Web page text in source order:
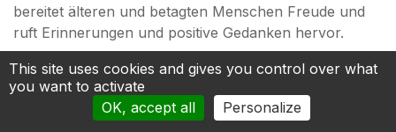
bereitet älteren und betagten Menschen Freude und
ruft Erinnerungen und positive Gedanken hervor.
208.25€
Add to cart
This site uses cookies and gives you control over what
you want to activate
OK, accept all
Personalize